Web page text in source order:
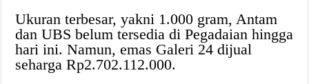
Ukuran terbesar, yakni 1.000 gram, Antam
dan UBS belum tersedia di Pegadaian hingga
hari ini. Namun, emas Galeri 24 dijual
seharga Rp2.702.112.000.